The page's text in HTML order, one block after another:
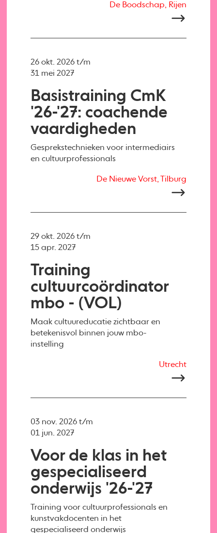
De Boodschap, Rijen
Basistraining CmK
'26-'27: coachende
vaardigheden
Gesprekstechnieken voor intermediairs
en cultuurprofessionals
26 okt. 2026 t/m
31 mei 2027
De Nieuwe Vorst, Tilburg
Training
cultuurcoördinator
mbo - (VOL)
Maak cultuureducatie zichtbaar en
betekenisvol binnen jouw mbo-
instelling
29 okt. 2026 t/m
15 apr. 2027
Utrecht
Voor de klas in het
gespecialiseerd
onderwijs '26-'27
Training voor cultuurprofessionals en
kunstvakdocenten in het
gespecialiseerd onderwijs
03 nov. 2026 t/m
01 jun. 2027